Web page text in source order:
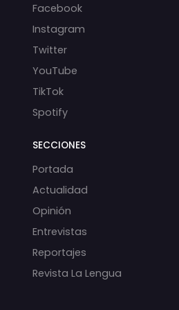
Facebook
Instagram
Twitter
YouTube
TikTok
Spotify
SECCIONES
Portada
Actualidad
Opinión
Entrevistas
Reportajes
Revista La Lengua